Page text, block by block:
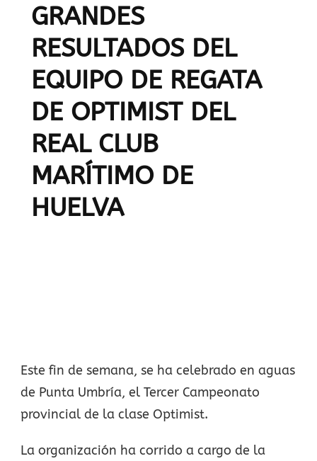
GRANDES
RESULTADOS DEL
EQUIPO DE REGATA
DE OPTIMIST DEL
REAL CLUB
MARÍTIMO DE
HUELVA
Este fin de semana, se ha celebrado en aguas
de Punta Umbría, el Tercer Campeonato
provincial de la clase Optimist.
La organización ha corrido a cargo de la